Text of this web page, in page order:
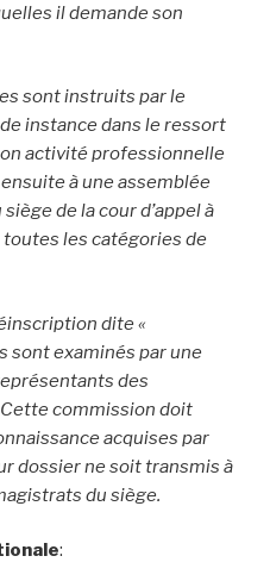
il demande son
sont instruits par le
instance dans le ressort
activité professionnelle
à une assemblée
de la cour d’appel à
les catégories de
dite «
sont examinés par une
des
commission doit
acquises par
dossier ne soit transmis à
du siège.
: